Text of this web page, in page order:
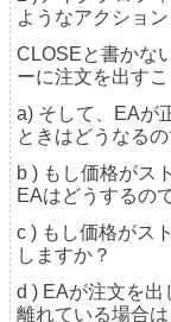
ようなアクショ
CLOSEと書かな
ーに注文を出すこ
a) そして、EAが
ときはどうなる
b ) もし価格がス
EAはどうするの
c ) もし価格がス
しますか？
d ) EAが注文を出
離れている場合